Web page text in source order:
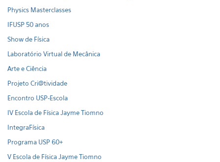
Physics Masterclasses
IFUSP 50 anos
Show de Física
Laboratório Virtual de Mecânica
Arte e Ciência
Projeto Cri@tividade
Encontro USP-Escola
IV Escola de Física Jayme Tiomno
IntegraFísica
Programa USP 60+
V Escola de Física Jayme Tiomno